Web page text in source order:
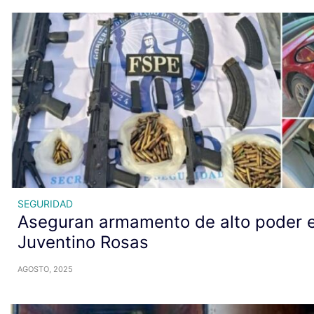
SEGURIDAD
Aseguran armamento de alto poder
Juventino Rosas
AGOSTO, 2025